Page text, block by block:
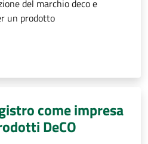
del marchio deco e
un prodotto
come impresa
DeCO